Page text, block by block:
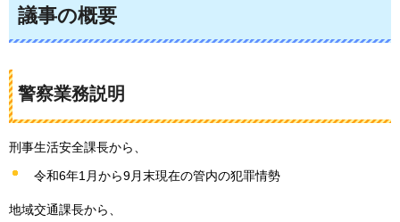
議事の概要
警察業務説明
刑事生活安全課長から、
令和6年1月から9月末現在の管内の犯罪情勢
地域交通課長から、